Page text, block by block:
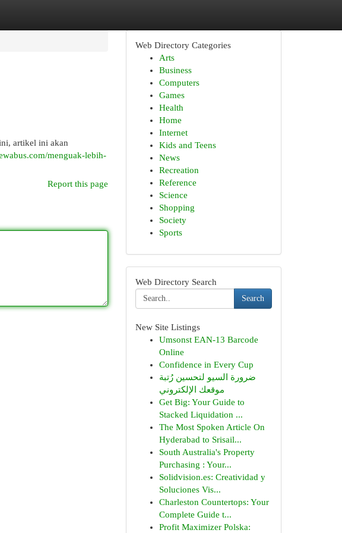
artikel ini akan
menguak-lebih-
Report this page
Web Directory Categories
Arts
Business
Computers
Games
Health
Home
Internet
Kids and Teens
News
Recreation
Reference
Science
Shopping
Society
Sports
Web Directory Search
Search
New Site Listings
Umsonst EAN-13 Barcode
Online
Confidence in Every Cup
ضرورة السيو لتحسين رُتبة
موقعك الإلكتروني
Get Big: Your Guide to
Stacked Liquidation ...
The Most Spoken Article On
Hyderabad to Srisail...
South Australia's Property
Purchasing : Your...
Solidvision.es: Creatividad y
Soluciones Vis...
Charleston Countertops: Your
Complete Guide t...
Profit Maximizer Polska: